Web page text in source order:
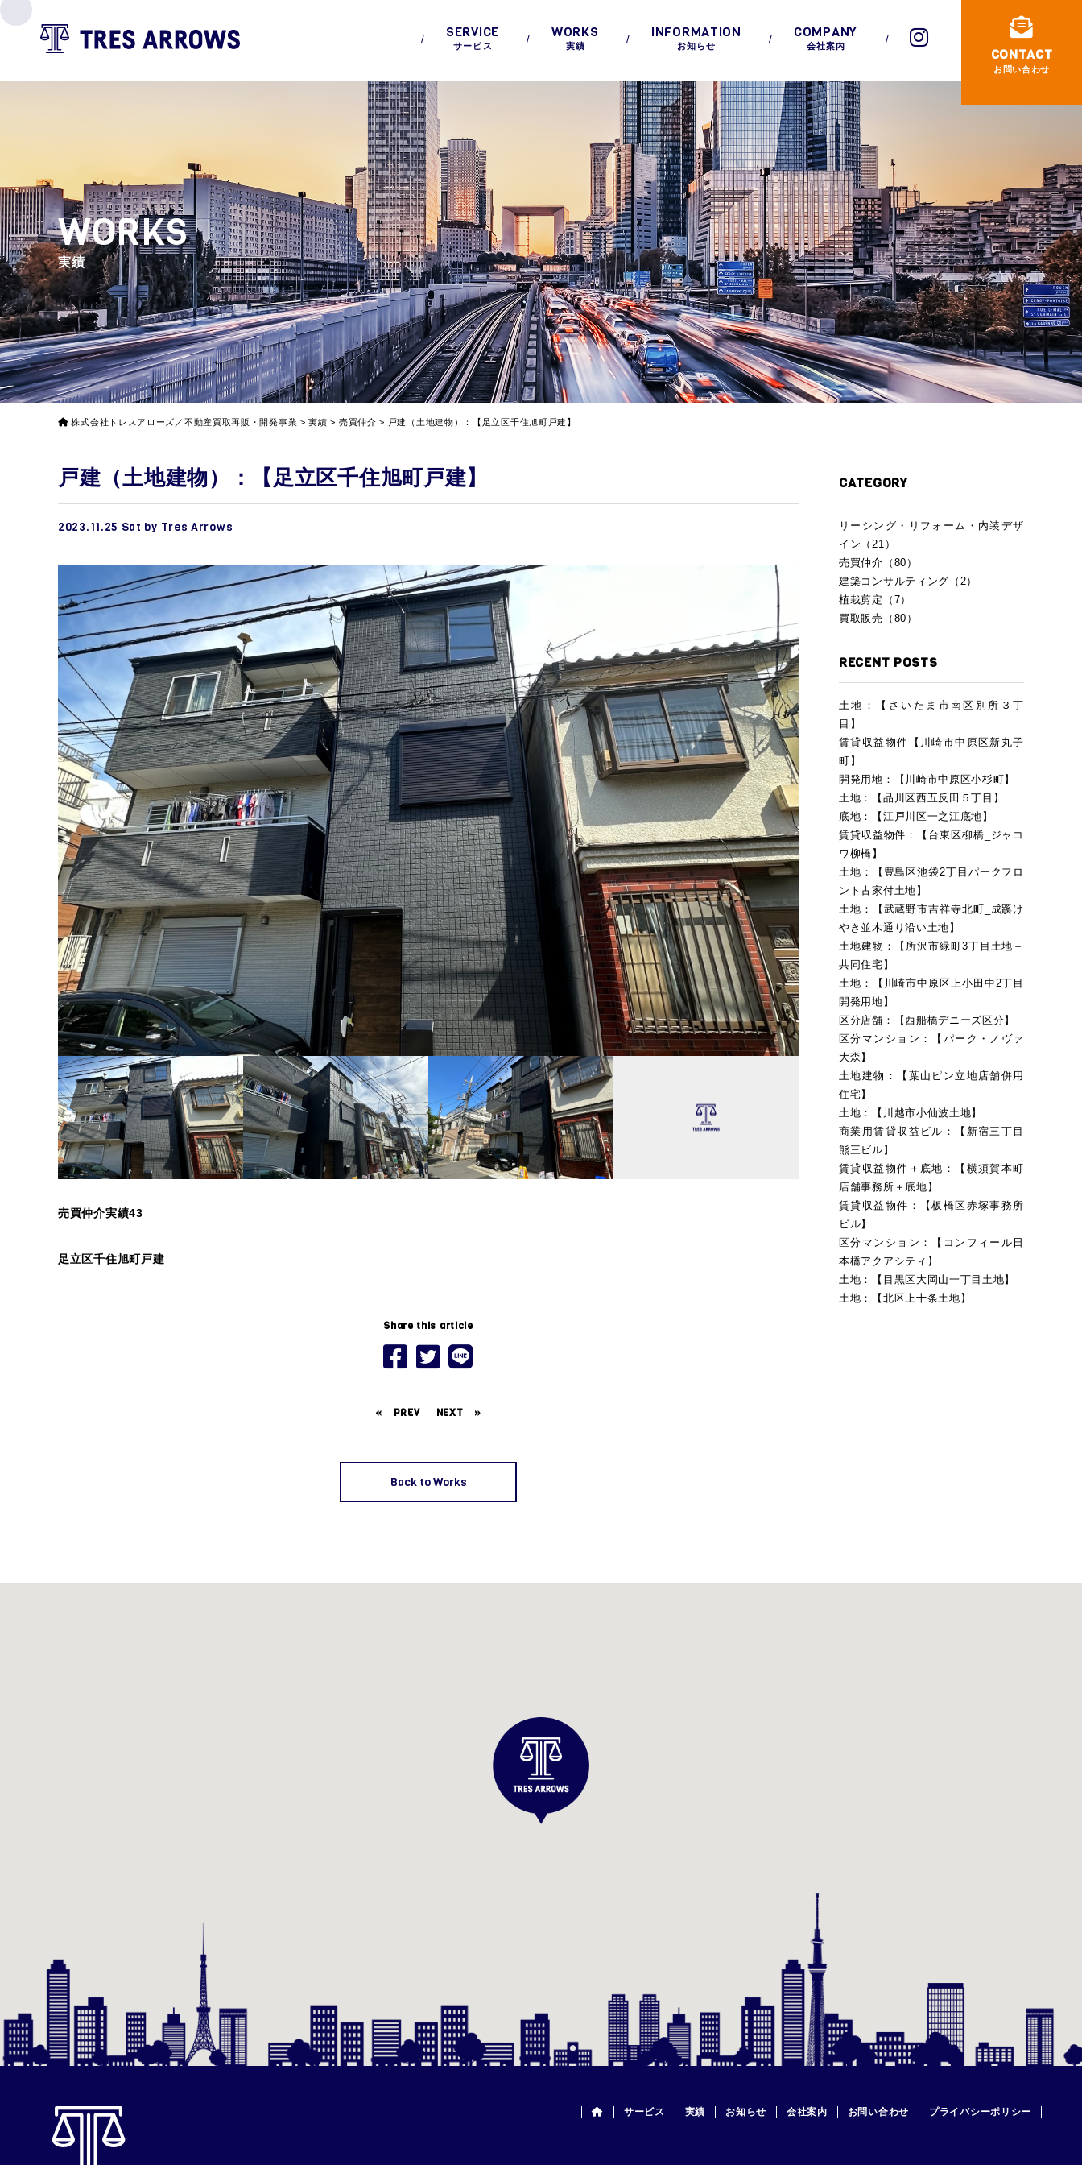
SERVICE
サービス
WORKS
実績
INFORMATION
お知らせ
COMPANY
会社案内 CONTACT
お問い合わせ
WORKS
実績
株式会社トレスアローズ／不動産買取再販・開発事業 >実績 > 売買仲介 > 戸建（土地建物）：【足立区千住旭町戸建】
戸建（土地建物）：【足立区千住旭町戸建】
2023.11.25 Sat by Tres Arrows
売買仲介実績43
足立区千住旭町戸建
Share this article
« PREV NEXT »
Back to Works
CATEGORY
リーシング・リフォーム・内装デザ
イン（21）
売買仲介（80）
建築コンサルティング（2）
植栽剪定（7）
買取販売（80）
RECENT POSTS
土地：【さいたま市南区別所３丁
目】
賃貸収益物件【川崎市中原区新丸子
町】
開発用地：【川崎市中原区小杉町】
土地：【品川区西五反田５丁目】
底地：【江戸川区一之江底地】
賃貸収益物件：【台東区柳橋_ジャコ
ワ柳橋】
土地：【豊島区池袋2丁目パークフロ
ント古家付土地】
土地：【武蔵野市吉祥寺北町_成蹊け
やき並木通り沿い土地】
土地建物：【所沢市緑町3丁目土地＋
共同住宅】
土地：【川崎市中原区上小田中2丁目
開発用地】
区分店舗：【西船橋デニーズ区分】
区分マンション：【パーク・ノヴァ
大森】
土地建物：【葉山ピン立地店舗併用
住宅】
土地：【川越市小仙波土地】
商業用賃貸収益ビル：【新宿三丁目
熊三ビル】
賃貸収益物件＋底地：【横須賀本町
店舗事務所＋底地】
賃貸収益物件：【板橋区赤塚事務所
ビル】
区分マンション：【コンフィール日
本橋アクアシティ】
土地：【目黒区大岡山一丁目土地】
土地：【北区上十条土地】
サービス 実績 お知らせ 会社案内 お問い合わせ プライバシーポリシー